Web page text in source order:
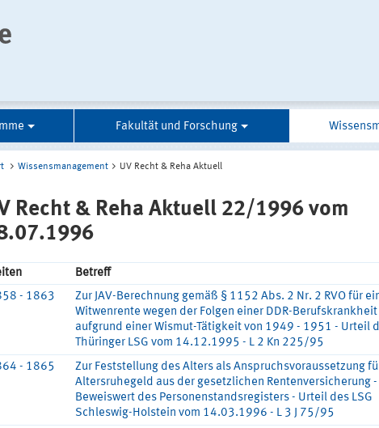
Fakultät und Forschung
Wissensmanagement UV Recht & Reha Aktuell
Recht & Reha Aktuell 22/1996 vom
Betreff
- 1863
Zur JAV-Berechnung gemäß § 1152 Abs. 2 Nr. 2 RVO für
Witwenrente wegen der Folgen einer DDR-
aufgrund einer Wismut-Tätigkeit von 1949 - 1951 - Urteil
Thüringer LSG vom 14.12.1995 - L 2 Kn 225/95
- 1865
Zur Feststellung des Alters als Anspruchsvoraussetzung
Altersruhegeld aus der gesetzlichen Rentenversicherung -
Beweiswert des Personenstandsregisters - Urteil des LSG
Schleswig-Holstein vom 14.03.1996 - L 3 J 75/95